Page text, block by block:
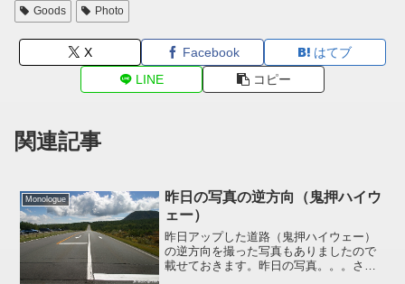
Goods Photo
X Facebook
はてブ
LINE
コピー
関連記事
Monologue
昨日の写真の逆方向（鬼押ハイウ
ェー）
昨日アップした道路（鬼押ハイウェー）
の逆方向を撮った写真もありましたので
載せておきます。昨日の写真。。。さ